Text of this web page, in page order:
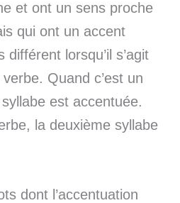
et ont un sens proche
qui ont un accent
lorsqu’il s’agit
verbe. Quand c’est un
est accentuée.
la deuxième syllabe
dont l’accentuation